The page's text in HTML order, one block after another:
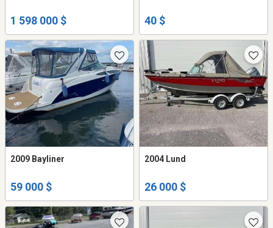
1 598 000 $ 40 $
2009 Bayliner
59 000 $
2004 Lund
26 000 $